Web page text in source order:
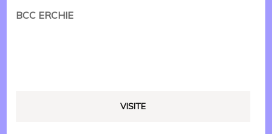
BCC ERCHIE
VISITE